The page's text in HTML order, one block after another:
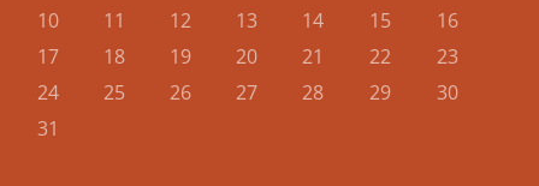
10
11 12 13 14 15
16
17
18 19 20 21 22
23
24
25 26 27 28 29
30
31